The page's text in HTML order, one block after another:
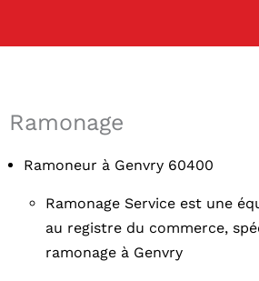
Ramonage
Ramoneur à Genvry 60400
Ramonage Service est une
au registre du commerce,
ramonage à Genvry